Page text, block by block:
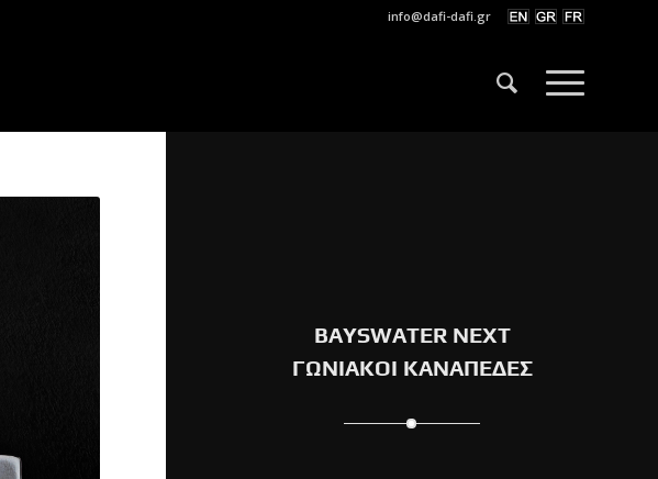
info@dafi-dafi.gr
BAYSWATER NEXT
ΓΩΝΙΑΚΟΙ ΚΑΝΑΠΕΔΕΣ